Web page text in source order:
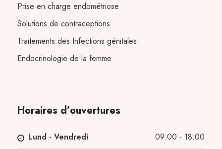
Prise en charge endométriose
Solutions de contraceptions
Traitements des Infections génitales
Endocrinologie de la femme
Horaires d’ouvertures
Lund - Vendredi 09:00 - 18:00